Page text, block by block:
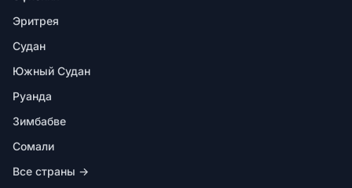
Эритрея
Судан
Южный Судан
Руанда
Зимбабве
Сомали
Все страны →